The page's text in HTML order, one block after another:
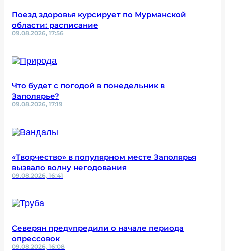
Поезд здоровья курсирует по Мурманской
области: расписание
09.08.2026, 17:56
Что будет с погодой в понедельник в
Заполярье?
09.08.2026, 17:19
«Творчество» в популярном месте Заполярья
вызвало волну негодования
09.08.2026, 16:41
Северян предупредили о начале периода
опрессовок
09.08.2026, 16:08